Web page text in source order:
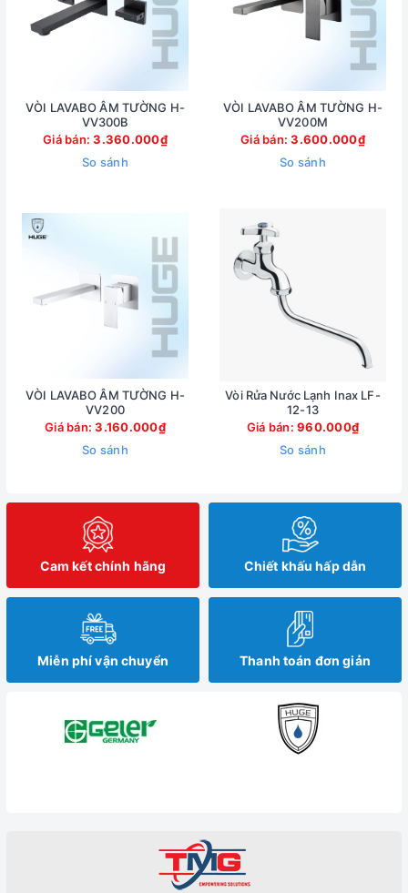
VÒI LAVABO ÂM TƯỜNG H-
VV300B
Giá bán:3.360.000₫
So sánh
VÒI LAVABO ÂM TƯỜNG H-
VV200M
Giá bán:3.600.000₫
So sánh
VÒI LAVABO ÂM TƯỜNG H-
VV200
Giá bán:3.160.000₫
So sánh
Vòi Rửa Nước Lạnh Inax LF-
12-13
Giá bán:960.000₫
So sánh
Cam kết chính hãng Chiết khấu hấp dẫn
Miễn phí vận chuyển Thanh toán đơn giản